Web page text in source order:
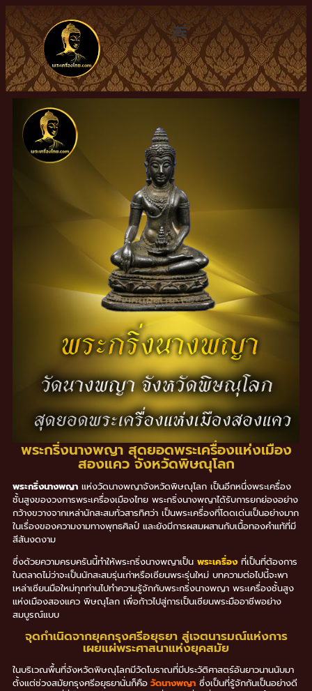
พระกริ่งนางพญา สุดยอดพระเครื่องแห่งเมือง
สองแคว จังหวัดพิษณุโลก
พระกริ่งนางพญา แห่งวัดนางพญาจังหวัดพิษณุโลก เป็นอีกหนึ่งพระเครื่อง
ชั้นสูงของวงการพระเครื่องเมืองไทย พระกริ่งนางพญาได้รับการยกย่องอย่าง
กว้างขวางจากเหล่านักสะสมทั่วสารทิศว่า เป็นพระเครื่องที่โดดเด่นเป็นอย่างมาก
ในเรื่องของความงามทางพุทธศิลป์ และยังมีการผสมผสานกับเนื้อทองคำแท้ที่มี
สีสันงดงาม
ซึ่งด้วยความครบครันนี้ทำให้พระกริ่งนางพญาเป็น พระเครื่อง ที่เป็นที่ต้องการ
ในตลาดไม่ว่าจะเป็นนักสะสมรุ่นเก่าหรือเซียนพระรุ่นใหม่ บทความต่อไปนี้จะพา
เหล่าเซียนมือใหม่ทุกท่านไปทำความรู้จักกับพระกริ่งนางพญา พระเครื่องชั้นสูง
แห่งเมืองสองแคว พิษณุโลก เพื่อก้าวไปสู่การเป็นเซียนพระมืออาชีพอย่าง
สมบูรณ์แบบ
จุดกำเนิดจากยุคกรุงศรีอยุธยา สู่เจตนารมณ์แห่งการ
เผยแผ่พระศาสนาแห่งยุคสมัย
ในบริเวณพื้นที่จังหวัดพิษณุโลกมีวัดโบราณที่มีประวัติศาสตร์อันยาวนานนับมา
ตั้งแต่ช่วงสมัยกรุงศรีอยุธยานั่นก็คือ วัดนางพญา ซึ่งเป็นที่รู้จักกันเป็นอย่างดี